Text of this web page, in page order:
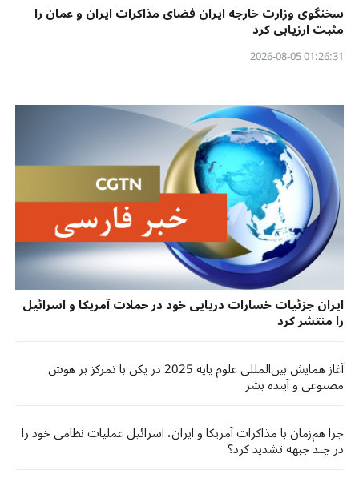
سخنگوی وزارت خارجه ایران فضای مذاکرات ایران و عمان را
مثبت ارزیابی کرد
01:26:31 2026-08-05
ایران جزئیات خسارات دریایی خود در حملات آمریکا و اسرائیل
را منتشر کرد
آغاز همایش بین‌المللی علوم پایه 2025 در پکن با تمرکز بر هوش
مصنوعی و آینده بشر
چرا هم‌زمان با مذاکرات آمریکا و ایران، اسرائیل عملیات نظامی خود را
در چند جبهه تشدید کرد؟